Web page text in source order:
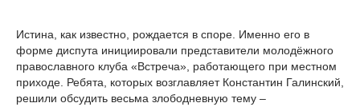
Истина, как известно, рождается в споре. Именно его в
форме диспута инициировали представители молодёжного
православного клуба «Встреча», работающего при местном
приходе. Ребята, которых возглавляет Константин Галинский,
решили обсудить весьма злободневную тему –